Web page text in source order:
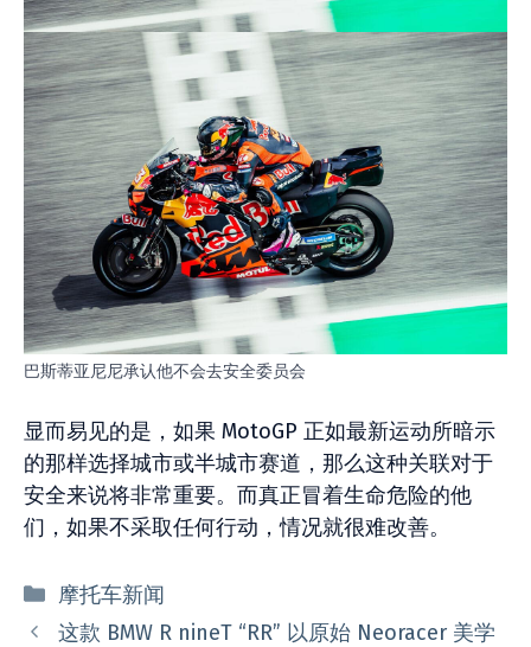
巴斯蒂亚尼尼承认他不会去安全委员会
显而易见的是，如果 MotoGP 正如最新运动所暗示
的那样选择城市或半城市赛道，那么这种关联对于
安全来说将非常重要。而真正冒着生命危险的他
们，如果不采取任何行动，情况就很难改善。
分
类
摩托车新闻
这款 BMW R nineT “RR” 以原始 Neoracer 美学